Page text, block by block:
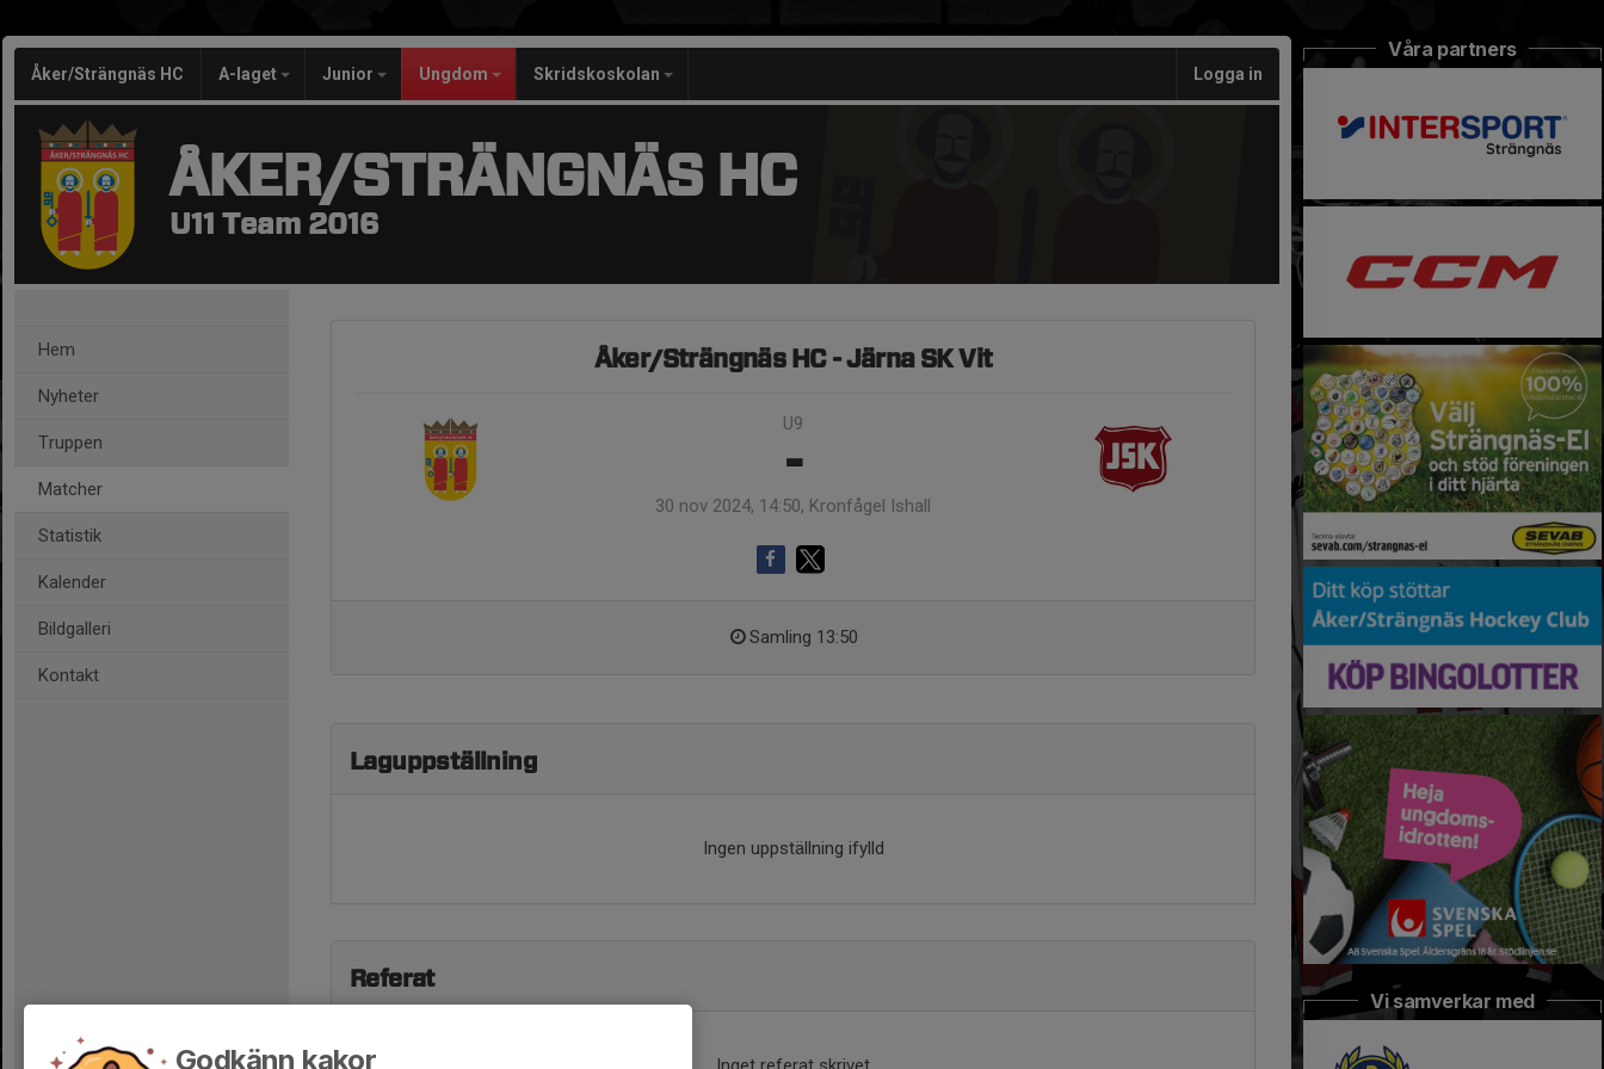
Åker/Strängnäs HC A-laget Junior Ungdom Skridskoskolan Logga in
ÅKER/STRÄNGNÄS HC
U11 Team 2016
Hem
Nyheter
Truppen
Matcher
Statistik
Kalender
Bildgalleri
Kontakt
Åker/Strängnäs HC - Järna SK Vit
U9
-
30 nov 2024, 14:50, Kronfågel Ishall
Samling 13:50
Laguppställning
Ingen uppställning ifylld
Referat
Våra partners
Vi samverkar med
Godkänn kakor